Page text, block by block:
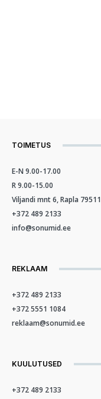
TOIMETUS
E-N 9.00-17.00
R 9.00-15.00
Viljandi mnt 6, Rapla 79511
+372 489 2133
info@sonumid.ee
REKLAAM
+372 489 2133
+372 5551 1084
reklaam@sonumid.ee
KUULUTUSED
+372 489 2133